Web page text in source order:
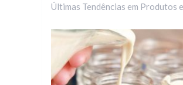
Últimas Tendências em Produtos